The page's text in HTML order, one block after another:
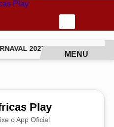
2027 VAI-VAI ABRE
MENU
Play
o App Oficial